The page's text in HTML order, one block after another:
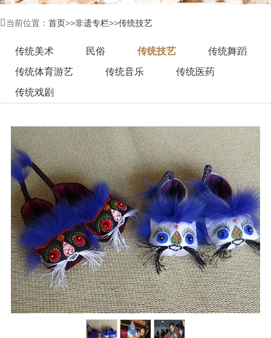
当前位置： 首页>>非遗专栏>>传统技艺
传统美术 民俗 传统技艺
传统舞蹈
传统体育游艺
传统音乐
传统医药
传统戏剧